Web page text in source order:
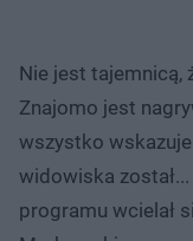
Nie jest tajemnicą,
Znajomo jest
wszystko
widowiska
programu wcielał